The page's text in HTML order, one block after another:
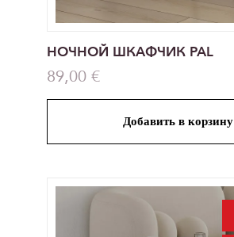
НОЧНОЙ ШКАФЧИК PAL
89,00 €
Добавить в корзину